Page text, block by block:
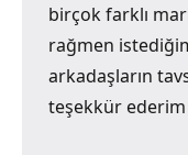
birçok farklı
rağmen
arkadaşların
teşekkür ederim